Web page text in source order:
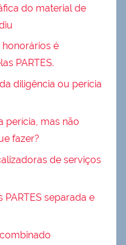
do material de
é
PARTES.
diligência ou perícia
perícia, mas não
fazer?
de serviços
separada e